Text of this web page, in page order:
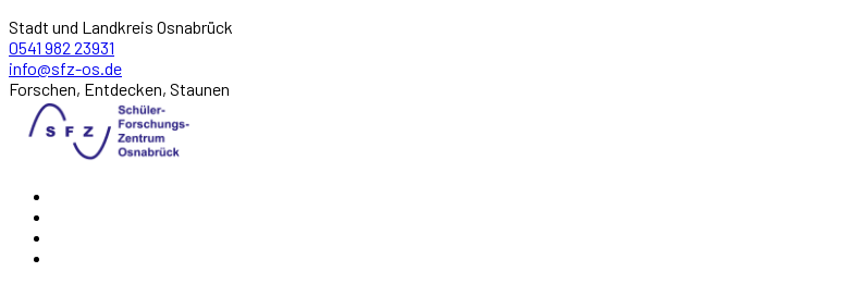
Stadt und Landkreis Osnabrück
0541 982 23931
info@sfz-os.de
Forschen, Entdecken, Staunen